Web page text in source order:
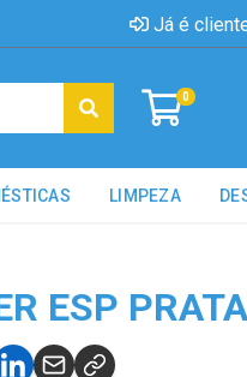
Já é
0
LIMPEZA
ESP